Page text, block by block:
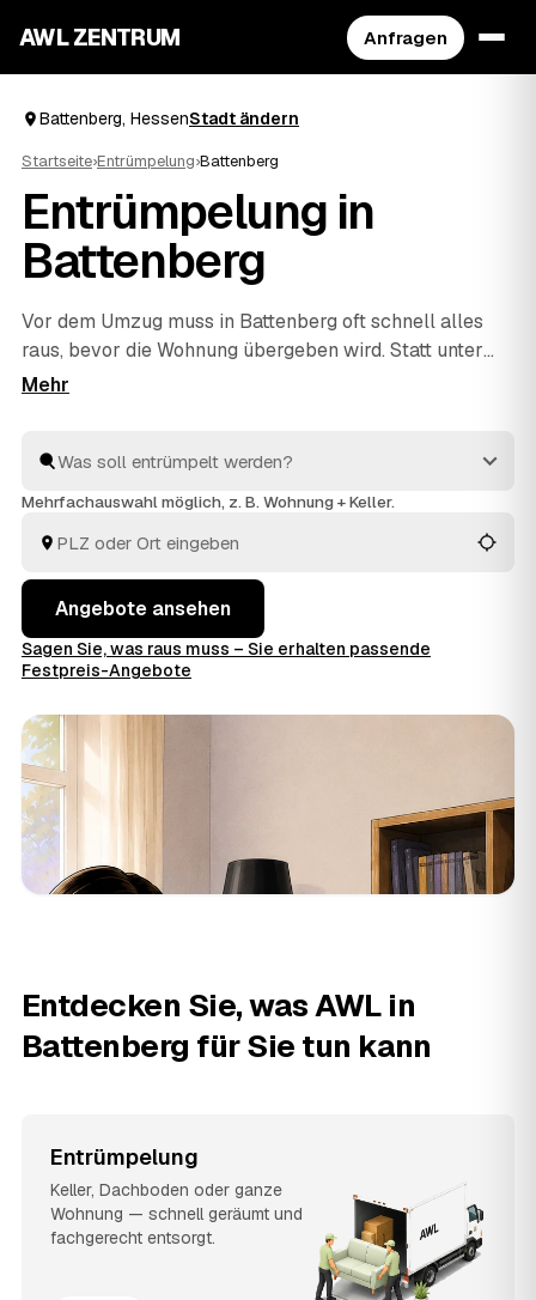
AWL ZENTRUM Anfragen
Battenberg, HessenStadt ändern
Startseite›Entrümpelung›Battenberg
Entrümpelung in
Battenberg
Vor dem Umzug muss in Battenberg oft schnell alles
raus, bevor die Wohnung übergeben wird. Statt unter
Zeitdruck den erstbesten Betrieb zu nehmen, stellen
Hatzfeld undBiedenkopf. So vergleichen Sie Preise und
Termine, auch wenn es eilig ist. Die Profis kümmern
Mehrfachauswahl möglich, z. B. Wohnung + Keller.
Angebote ansehen
Sagen Sie, was raus muss – Sie erhalten passende
Festpreis-Angebote
Entdecken Sie, was AWL in
Battenberg für Sie tun kann
Entrümpelung
Keller, Dachboden oder ganze
Wohnung — schnell geräumt und
fachgerecht entsorgt.